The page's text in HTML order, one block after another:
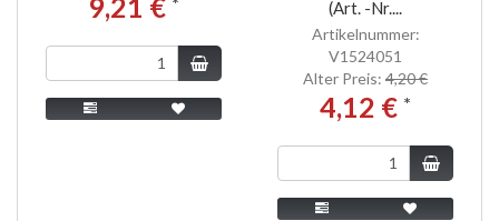
(Art. -Nr....
Artikelnummer:
V1524051
Alter Preis: 4,20 €
4,12 € *